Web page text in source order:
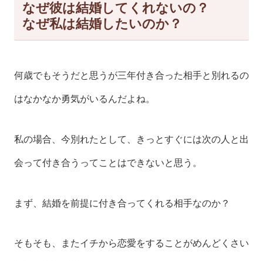
なぜ彼は結婚してくれないの？
なぜ私は結婚したいのか？
何歳でもそうだと思うが三年付き合った相手と別れるの
はなかなか勇気がいるんだよね。
私の場合、今別れたとして、きっとすぐには次の人と出
会って付き合うってことはできないと思う。
まず、結婚を前提に付き合ってくれる相手なのか？
そもそも、またイチから恋愛をすることがめんどくさい